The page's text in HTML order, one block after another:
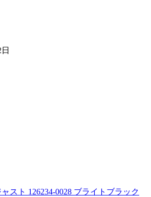
スト 126234-0028 ブライトブラック